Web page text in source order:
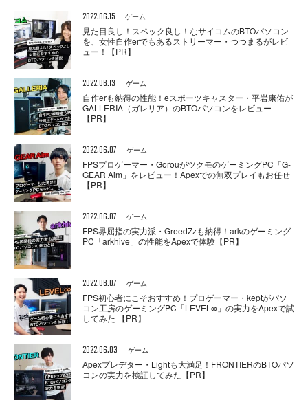
2022.06.15 ゲーム
見た目良し！スペック良し！なサイコムのBTOパソコン
を、女性自作erでもあるストリーマー・つつまるがレビ
ュー！【PR】
2022.06.13 ゲーム
自作erも納得の性能！eスポーツキャスター・平岩康佑が
GALLERIA（ガレリア）のBTOパソコンをレビュー
【PR】
2022.06.07 ゲーム
FPSプロゲーマー・GorouがツクモのゲーミングPC「G-
GEAR Aim」をレビュー！Apexでの無双プレイもお任せ
【PR】
2022.06.07 ゲーム
FPS界屈指の実力派・GreedZzも納得！arkのゲーミング
PC「arkhive」の性能をApexで体験【PR】
2022.06.07 ゲーム
FPS初心者にこそおすすめ！プロゲーマー・keptがパソ
コン工房のゲーミングPC「LEVEL∞」の実力をApexで試
してみた 【PR】
2022.06.03 ゲーム
Apexプレデター・Lightも大満足！FRONTIERのBTOパソ
コンの実力を検証してみた【PR】